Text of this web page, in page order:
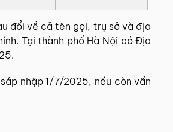
đổi về cả tên gọi, trụ sở và địa
. Tại thành phố Hà Nội có Địa
nhập 1/7/2025, nếu còn vấn